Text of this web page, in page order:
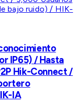
IP65) / Hasta
Hik-Connect /
IA